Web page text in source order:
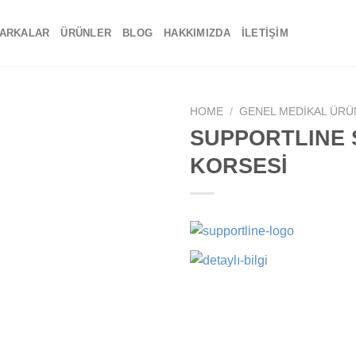
ÜRÜNLER BLOG HAKKIMIZDA İLETIŞIM
HOME / GENEL MEDIKAL
SUPPORTLINE
KORSESİ